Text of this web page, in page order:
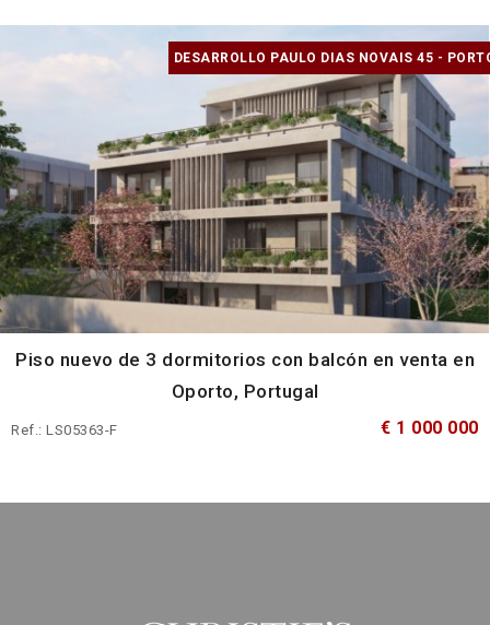
DESARROLLO PAULO DIAS NOVAIS 45 -
Piso nuevo de 3 dormitorios con balcón en venta en
Oporto, Portugal
Ref.: LS05363-F € 1 000 000